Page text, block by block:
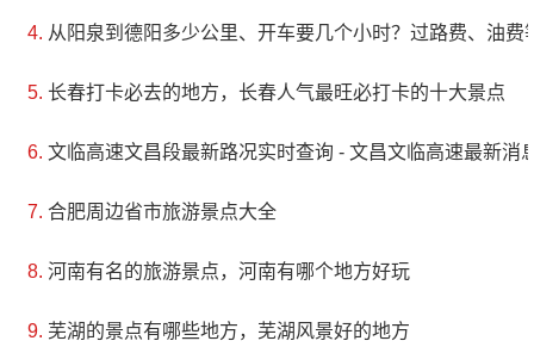
从阳泉到德阳多少公里、开车要几个小时？过路费、油费
长春打卡必去的地方，长春人气最旺必打卡的十大景点
文临高速文昌段最新路况实时查询 - 文昌文临高速最新消
合肥周边省市旅游景点大全
河南有名的旅游景点，河南有哪个地方好玩
芜湖的景点有哪些地方，芜湖风景好的地方